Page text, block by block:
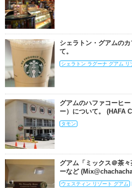
シェラトン・グアムの
て。
シェラトン ラグーナ グアム リ
グアムのハファコーヒ
ー）について。 (HAFA
タモン
グアム「ミックス＠茶
ーなど
ウェスティン リゾート グアム